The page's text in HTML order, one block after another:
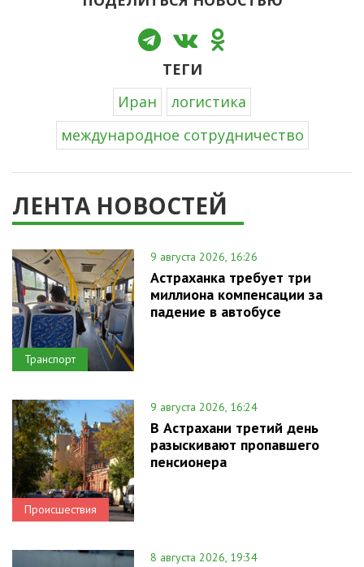
ТЕГИ
Иран
логистика
международное сотрудничество
ЛЕНТА НОВОСТЕЙ
Транспорт
9 августа 2026, 16:26
Астраханка требует три
миллиона компенсации за
падение в автобусе
Происшествия
9 августа 2026, 16:24
В Астрахани третий день
разыскивают пропавшего
пенсионера
8 августа 2026, 19:34